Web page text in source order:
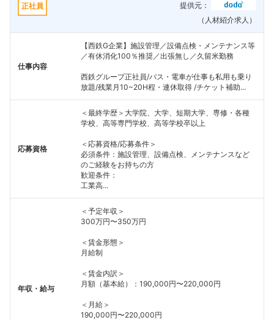
正社員
提供元：
（人材紹介求人）
仕事内容
【西鉄G企業】施設管理／設備点検・メンテナンス等
／有休消化100％推奨／出張無し／久留米勤務
西鉄グループ正社員/バス・電車が仕事も私用も乗り
放題/残業月10~20H程・連休取得 /チケット補助...
応募資格
＜最終学歴＞大学院、大学、短期大学、専修・各種
学校、高等専門学校、高等学校卒以上
＜応募資格/応募条件＞
必須条件：施設管理、設備点検、メンテナンスなど
のご経験をお持ちの方
歓迎条件：
工業高...
年収・給与
＜予定年収＞
300万円〜350万円
＜賃金形態＞
月給制
＜賃金内訳＞
月額（基本給）：190,000円〜220,000円
＜月給＞
190,000円〜220,000円